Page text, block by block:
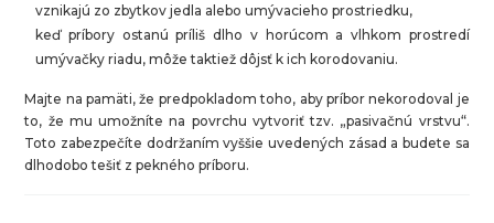
vznikajú zo zbytkov jedla alebo umývacieho prostriedku,
keď príbory ostanú príliš dlho v horúcom a vlhkom prostredí
umývačky riadu, môže taktiež dôjsť k ich korodovaniu.
Majte na pamäti, že predpokladom toho, aby príbor nekorodoval je
to, že mu umožníte na povrchu vytvoriť tzv. „pasivačnú vrstvu“.
Toto zabezpečíte dodržaním vyššie uvedených zásad a budete sa
dlhodobo tešiť z pekného príboru.